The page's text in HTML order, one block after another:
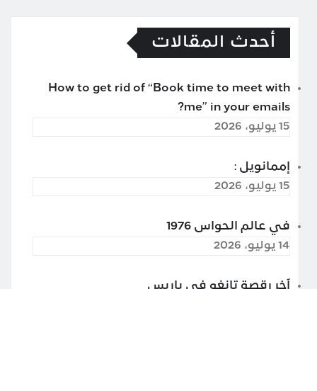
أحدث المقالات
How to get rid of “Book time to meet with
me” in your emails?
15 يوليو، 2026
إممانويل :
15 يوليو، 2026
في عالم الحواس 1976
14 يوليو، 2026
آخر رقصة تانغو في باريس